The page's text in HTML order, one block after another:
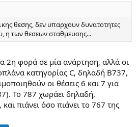
θεσης, δεν υπαρχουν δυνατοτητες
η των θεσεων σταθμευσης...
2η φορά σε μία ανάρτηση, αλλά οι
κατηγορίας C, δηλαδή Β737,
οι θέσεις 6 και 7 για
Το 787 χωράει δηλαδή,
και πιάνει όσο πιάνει το 767 της